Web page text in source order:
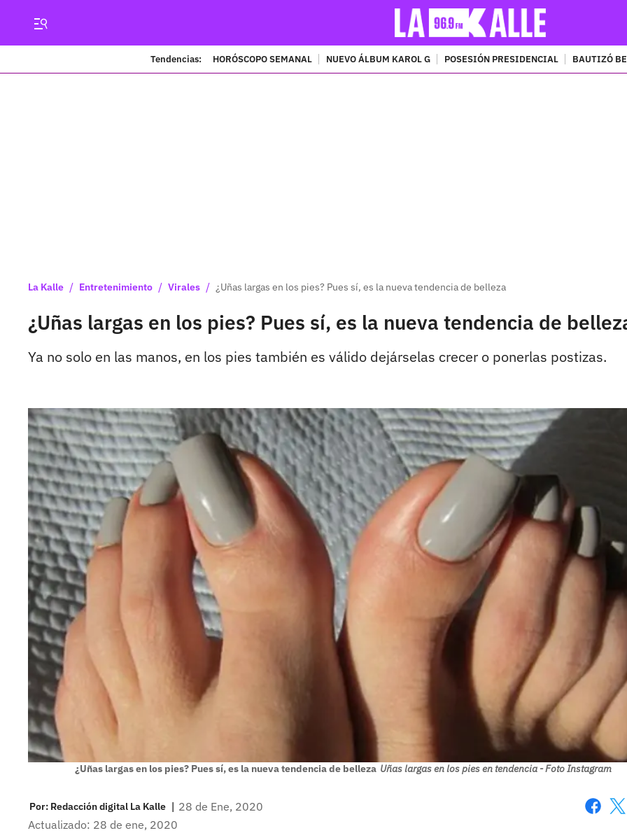
Tendencias: HORÓSCOPO SEMANAL NUEVO ÁLBUM KAROL G POSESIÓN PRESIDENCIAL BAUTIZÓ
La Kalle / Entretenimiento / Virales / ¿Uñas largas en los pies? Pues sí, es la nueva tendencia de belleza
¿Uñas largas en los pies? Pues sí, es la nueva tendencia de
Ya no solo en las manos, en los pies también es válido dejárselas crecer o ponerlas postizas.
¿Uñas largas en los pies? Pues sí, es la nueva tendencia de belleza Uñas largas en los pies en tendencia - Foto Instagram
Por: Redacción digital La Kalle | 28 de Ene, 2020
Actualizado: 28 de ene, 2020